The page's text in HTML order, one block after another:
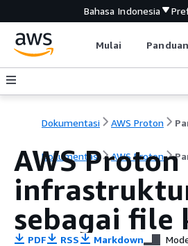
Bahasa Indonesia
Mulai
Dokumentasi AWS Proton
Dokumentasi AWS Proton
AWS Proton
sebagai file
PDF RSS Markdown